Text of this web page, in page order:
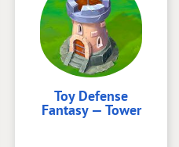
Toy Defense
Fantasy — Tower